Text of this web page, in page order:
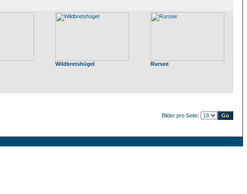
Wildbretshügel Rursee
Bilder pro Seite: